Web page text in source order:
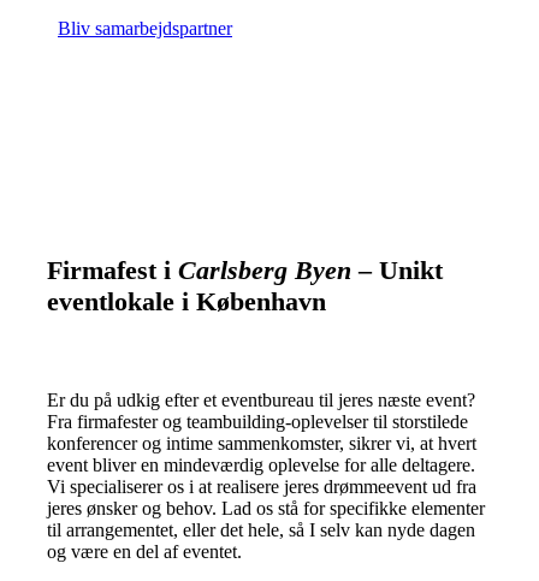
Bliv samarbejdspartner
Firmafest iCarlsberg Byen – Unikt
eventlokale i København
Er du på udkig efter et eventbureau til jeres næste event?
Fra firmafester og teambuilding-oplevelser til storstilede
konferencer og intime sammenkomster, sikrer vi, at hvert
event bliver en mindeværdig oplevelse for alle deltagere.
Vi specialiserer os i at realisere jeres drømmeevent ud fra
jeres ønsker og behov. Lad os stå for specifikke elementer
til arrangementet, eller det hele, så I selv kan nyde dagen
og være en del af eventet.